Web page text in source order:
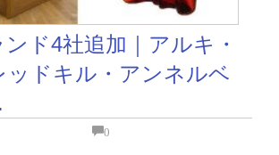
ド4社追加｜アルキ・
ッドキル・アンネルベ
0